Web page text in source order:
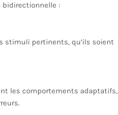
:
stimuli pertinents, qu’ils soient
les comportements adaptatifs,